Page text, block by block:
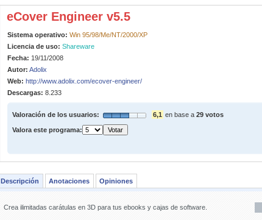
eCover Engineer v5.5
Sistema operativo: Win 95/98/Me/NT/2000/XP
Licencia de uso: Shareware
Fecha: 19/11/2008
Autor: Adolix
Web: http://www.adolix.com/ecover-engineer/
Descargas: 8.233
Valoración de los usuarios: 6,1 en base a 29 votos
Valora este programa:
Descripción Anotaciones Opiniones
Crea ilimitadas carátulas en 3D para tus ebooks y cajas de software.